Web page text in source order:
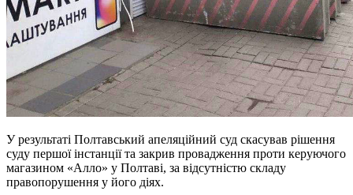
У результаті Полтавський апеляційний суд скасував рішення
суду першої інстанції та закрив провадження проти керуючого
магазином «Алло» у Полтаві, за відсутністю складу
правопорушення у його діях.